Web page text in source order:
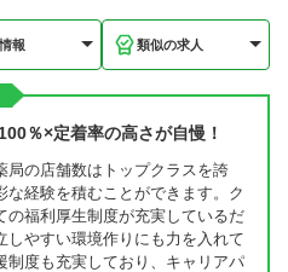
報 類似の求人
％×定着率の高さが自慢！
局の店舗数はトップクラスを誇
な経験を積むことができます。ク
の福利厚生制度が充実しているだ
しやすい環境作りにも力を入れて
制度も充実しており、キャリアパ